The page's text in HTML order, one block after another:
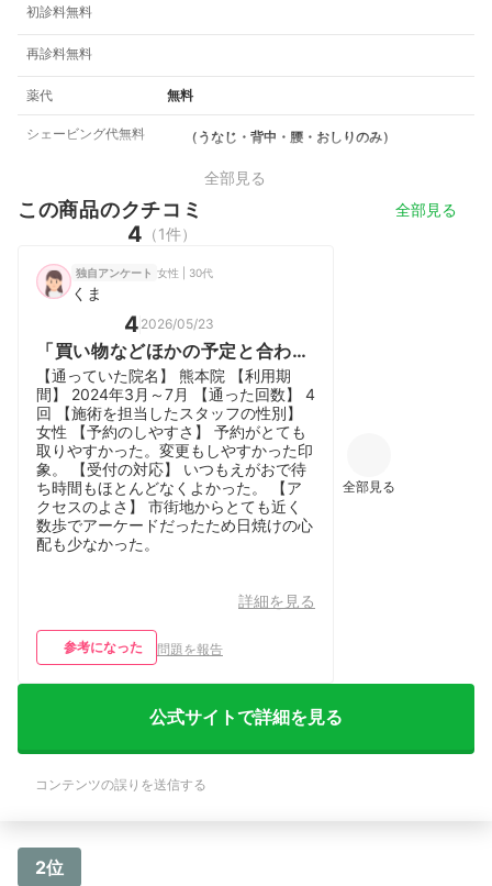
初診料無料
再診料無料
薬代 無料
シェービング代無料 （うなじ・背中・腰・おしりのみ）
全部見る
この商品のクチコミ 全部見る
4 （1件）
独自アンケート 女性 | 30代
くま
4 2026/05/23
「買い物などほかの予定と合わせ
やすい。」 「清潔感がありきれ
い。」
【通っていた院名】 熊本院 【利用期
間】 2024年3月～7月 【通った回数】 4
回 【施術を担当したスタッフの性別】
女性 【予約のしやすさ】 予約がとても
取りやすかった。変更もしやすかった印
象。 【受付の対応】 いつもえがおで待
ち時間もほとんどなくよかった。 【ア
クセスのよさ】 市街地からとても近く
数歩でアーケードだったため日焼けの心
配も少なかった。
詳細を見る
参考になった 問題を報告
全部見る
公式サイトで詳細を見る
コンテンツの誤りを送信する
2位